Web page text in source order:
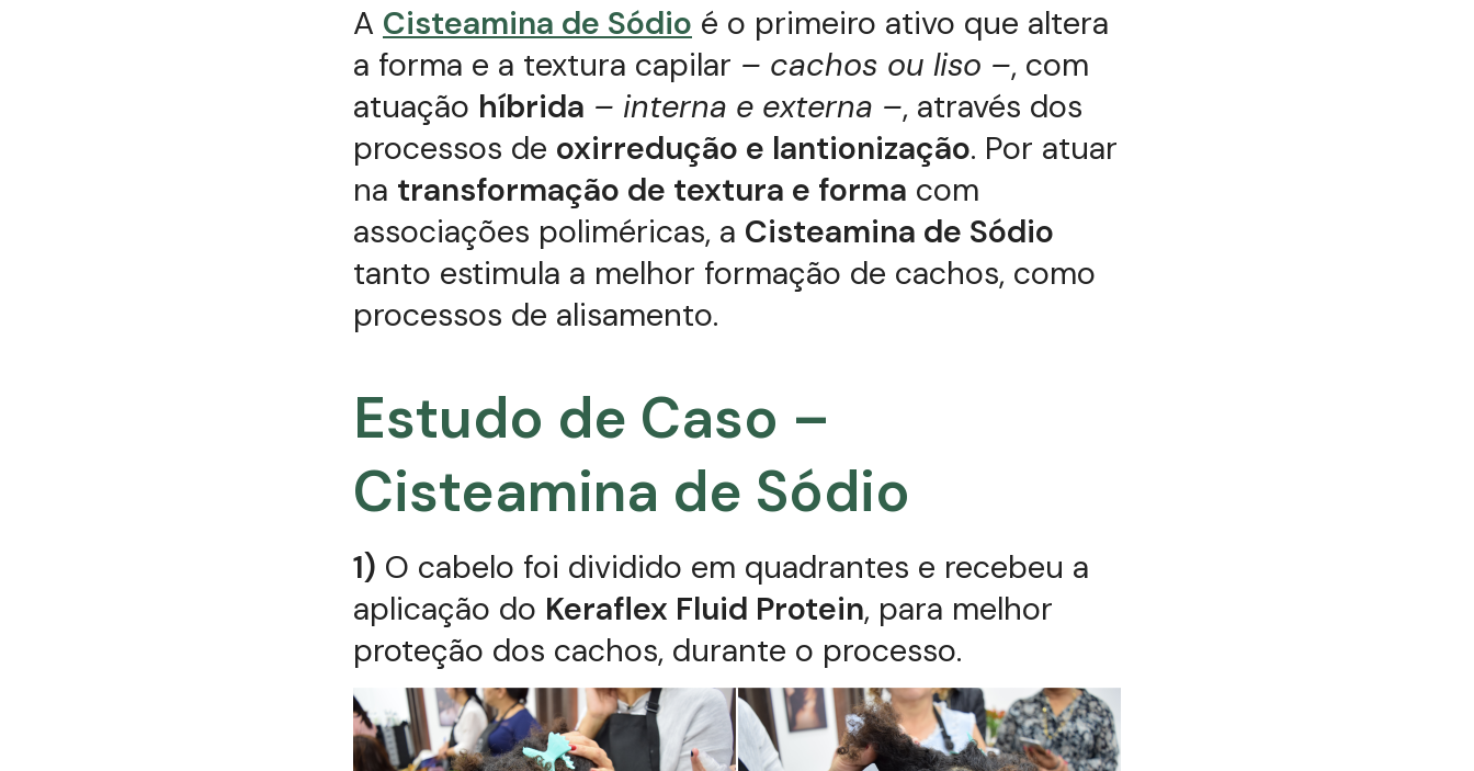
A Cisteamina de Sódio é o primeiro ativo que altera
a forma e a textura capilar – cachos ou liso –, com
atuação híbrida – interna e externa –, através dos
processos de oxirredução e lantionização. Por atuar
na transformação de textura e forma com
associações poliméricas, a Cisteamina de Sódio
tanto estimula a melhor formação de cachos, como
processos de alisamento.
Estudo de Caso –
Cisteamina de Sódio
1) O cabelo foi dividido em quadrantes e recebeu a
aplicação do Keraflex Fluid Protein, para melhor
proteção dos cachos, durante o processo.